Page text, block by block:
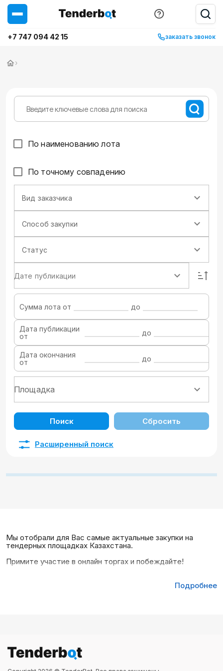
+7 747 094 42 15 заказать звонок
›
По наименованию лота
По точному совпадению
Вид заказчика
Способ закупки
Статус
Дате публикации
Сумма лота от до
Дата публикации
от
до
Дата окончания
от
до
Поиск Сбросить
Расширенный поиск
Мы отобрали для Вас самые актуальные закупки на
тендерных площадках Казахстана.
Примите участие в онлайн торгах и побеждайте!
Подробнее